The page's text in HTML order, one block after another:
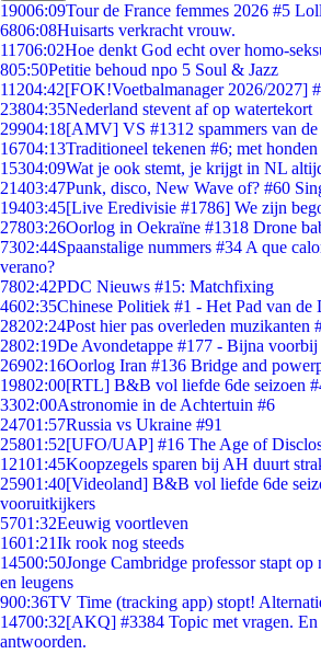
19006:09Tour de France femmes 2026 #5
6806:08Huisarts verkracht vrouw.
11706:02Hoe denkt God echt over homo-
805:50Petitie behoud npo 5 Soul & Jazz
11204:42[FOK!Voetbalmanager 2026/2027]
23804:35Nederland stevent af op watertekort
29904:18[AMV] VS #1312 spammers van de
16704:13Traditioneel tekenen #6; met honden
15304:09Wat je ook stemt, je krijgt in NL
21403:47Punk, disco, New Wave of? #60
19403:45[Live Eredivisie #1786] We zijn
27803:26Oorlog in Oekraïne #1318 Drone
7302:44Spaanstalige nummers #34 A que
verano?
7802:42PDC Nieuws #15: Matchfixing
4602:35Chinese Politiek #1 - Het Pad van de
28202:24Post hier pas overleden muzikanten
2802:19De Avondetappe #177 - Bijna voorbij
26902:16Oorlog Iran #136 Bridge and
19802:00[RTL] B&B vol liefde 6de seizoen
3302:00Astronomie in de Achtertuin #6
24701:57Russia vs Ukraine #91
25801:52[UFO/UAP] #16 The Age of
12101:45Koopzegels sparen bij AH duurt
25901:40[Videoland] B&B vol liefde 6de
vooruitkijkers
5701:32Eeuwig voortleven
1601:21Ik rook nog steeds
14500:50Jonge Cambridge professor stapt op
en leugens
900:36TV Time (tracking app) stopt!
14700:32[AKQ] #3384 Topic met vragen. En
antwoorden.